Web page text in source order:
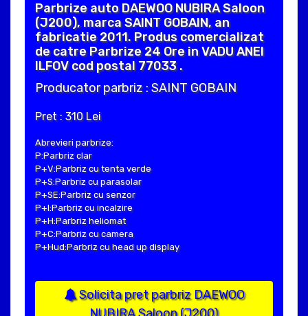
Parbrize auto DAEWOO NUBIRA Saloon
(J200), marca SAINT GOBAIN, an
fabricatie 2011. Produs comercializat
de catre Parbrize 24 Ore in VADU ANEI
ILFOV cod postal 77033 .
Producator parbriz : SAINT GOBAIN
Pret : 310 Lei
Abrevieri parbrize:
P:Parbriz clar
P+V:Parbriz cu tenta verde
P+S:Parbriz cu parasolar
P+SE:Parbriz cu senzor
P+I:Parbriz cu incalzire
P+H:Parbriz heliomat
P+C:Parbriz cu camera
P+Hud:Parbriz cu head up display
Solicita pret parbriz DAEWOO